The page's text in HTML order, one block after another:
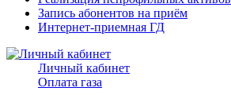
Запись абонентов на приём
Интернет-приемная ГД
Личный кабинет
Оплата газа